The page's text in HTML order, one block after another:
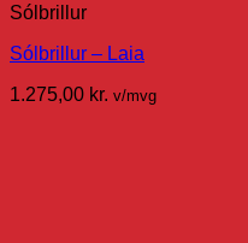
Sólbrillur
Sólbrillur – Laia
1.275,00 kr. v/mvg